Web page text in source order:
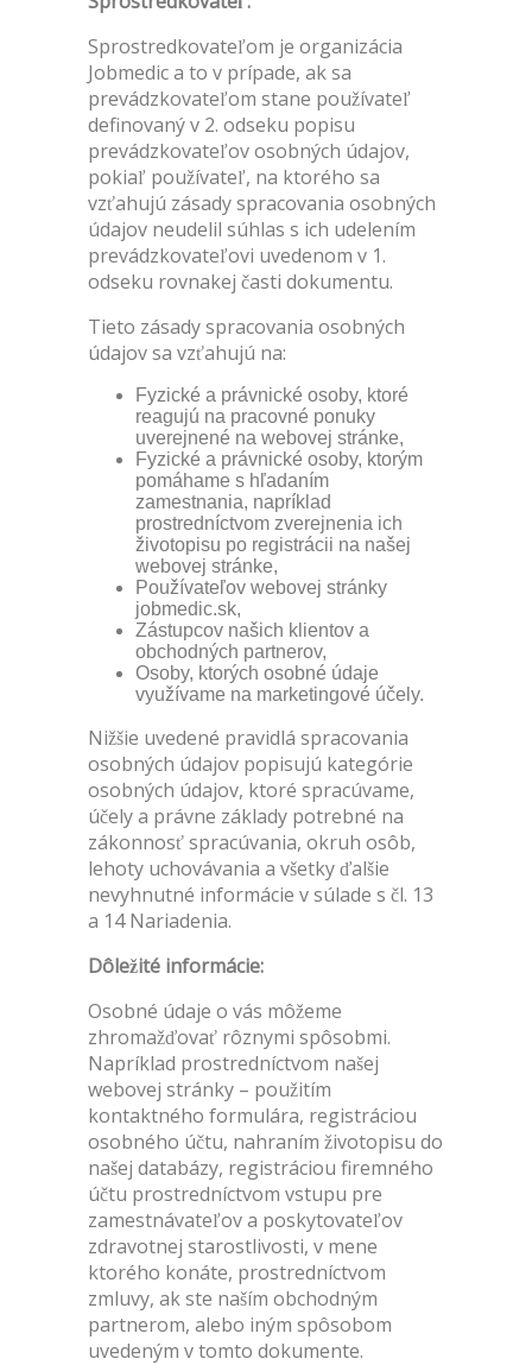
Sprostredkovateľom je organizácia
Jobmedic a to v prípade, ak sa
prevádzkovateľom stane používateľ
definovaný v 2. odseku popisu
prevádzkovateľov osobných údajov,
pokiaľ používateľ, na ktorého sa
vzťahujú zásady spracovania osobných
údajov neudelil súhlas s ich udelením
prevádzkovateľovi uvedenom v 1.
odseku rovnakej časti dokumentu.
Tieto zásady spracovania osobných
údajov sa vzťahujú na:
Fyzické a právnické osoby, ktoré
reagujú na pracovné ponuky
uverejnené na webovej stránke,
Fyzické a právnické osoby, ktorým
pomáhame s hľadaním
zamestnania, napríklad
prostredníctvom zverejnenia ich
životopisu po registrácii na našej
webovej stránke,
Používateľov webovej stránky
jobmedic.sk,
Zástupcov našich klientov a
obchodných partnerov,
Osoby, ktorých osobné údaje
využívame na marketingové účely.
Nižšie uvedené pravidlá spracovania
osobných údajov popisujú kategórie
osobných údajov, ktoré spracúvame,
účely a právne základy potrebné na
zákonnosť spracúvania, okruh osôb,
lehoty uchovávania a všetky ďalšie
nevyhnutné informácie v súlade s čl. 13
a 14 Nariadenia.
Dôležité informácie:
Osobné údaje o vás môžeme
zhromažďovať rôznymi spôsobmi.
Napríklad prostredníctvom našej
webovej stránky – použitím
kontaktného formulára, registráciou
osobného účtu, nahraním životopisu do
našej databázy, registráciou firemného
účtu prostredníctvom vstupu pre
zamestnávateľov a poskytovateľov
zdravotnej starostlivosti, v mene
ktorého konáte, prostredníctvom
zmluvy, ak ste naším obchodným
partnerom, alebo iným spôsobom
uvedeným v tomto dokumente.